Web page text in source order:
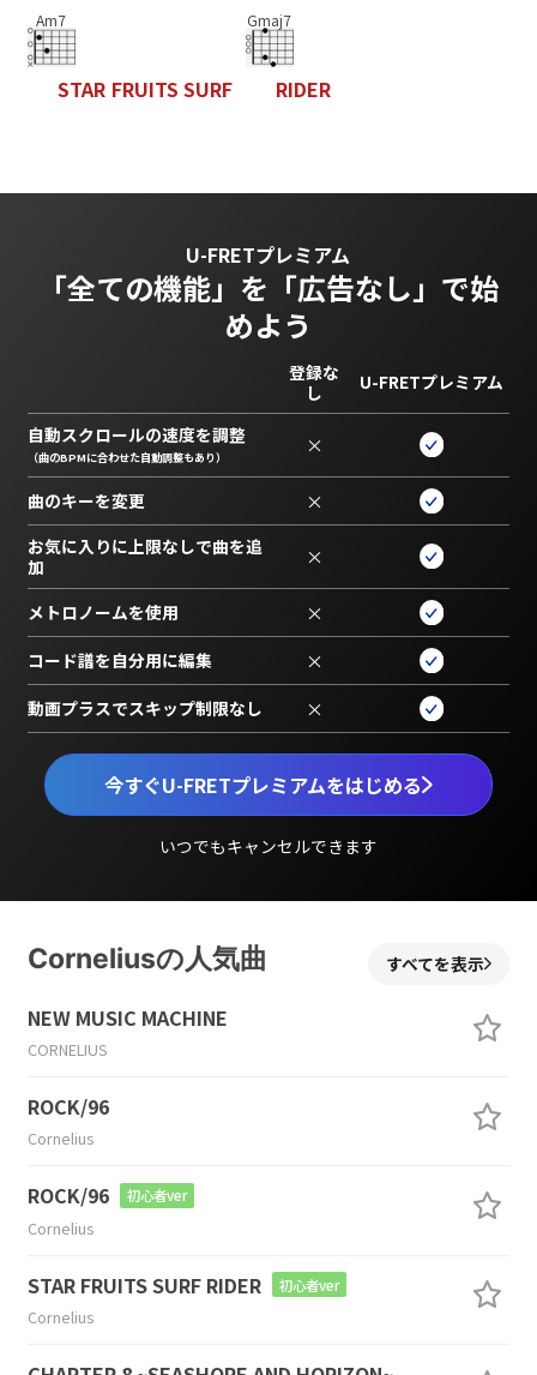
Am7
STAR FRUITS SURF
Gmaj7
RIDER
U-FRETプレミアム
「全ての機能」を 「広告なし」で始
めよう
今すぐU-FRETプレミアムをはじめる
いつでもキャンセルできます
登録な
し
U-FRETプレミアム
自動スクロールの速度を調整
（曲のBPMに合わせた自動調整もあり） ×
曲のキーを変更 ×
お気に入りに上限なしで曲を追
加
×
メトロノームを使用 ×
コード譜を自分用に編集 ×
動画プラスでスキップ制限なし ×
Corneliusの人気曲 すべてを表示
NEW MUSIC MACHINE
CORNELIUS
ROCK/96
Cornelius
ROCK/96 初心者ver
Cornelius
STAR FRUITS SURF RIDER 初心者ver
Cornelius